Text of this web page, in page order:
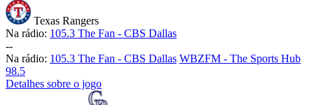
Texas Rangers
Na rádio: 105.3 The Fan - CBS Dallas
--
Na rádio: 105.3 The Fan - CBS Dallas WBZFM - The Sports Hub
98.5
Detalhes sobre o jogo